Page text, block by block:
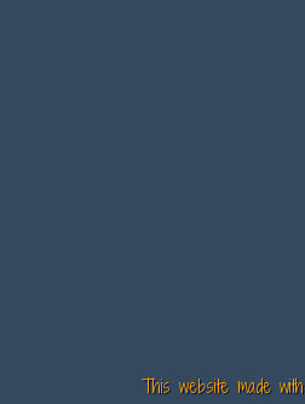
This website made with